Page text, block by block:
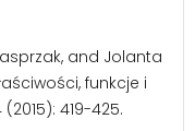
and Jolanta
funkcje i
419-425.